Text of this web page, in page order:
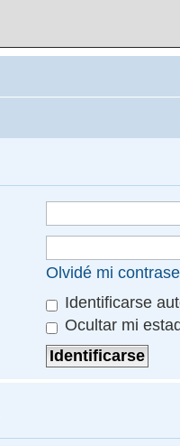
Olvidé mi
Identificarse
Ocultar mi